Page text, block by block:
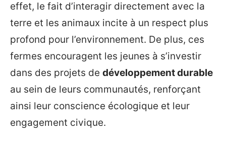
effet, le fait d’interagir directement avec la
terre et les animaux incite à un respect plus
profond pour l’environnement. De plus, ces
fermes encouragent les jeunes à s’investir
dans des projets de développement durable
au sein de leurs communautés, renforçant
ainsi leur conscience écologique et leur
engagement civique.